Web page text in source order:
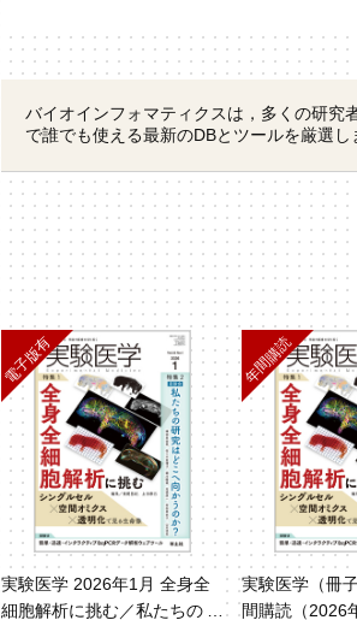
バイオインフォマティクスは，多くの研究
で誰でも使える最新のDBとツールを厳選し
実験医学 2026年1月 全身全
細胞解析に挑む／私たちの研
実験医学（冊
間購読（2026